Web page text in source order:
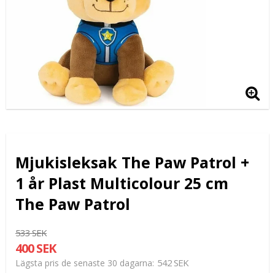
Mjukisleksak The Paw Patrol +
1 år Plast Multicolour 25 cm
The Paw Patrol
533 SEK
400 SEK
Lägsta pris de senaste 30 dagarna 542 SEK